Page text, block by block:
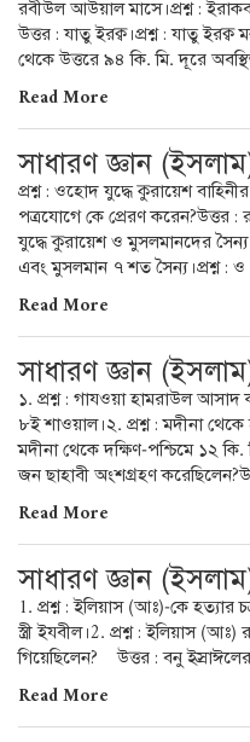
রবীউল আউয়াল মাসে।প্রশ্ন :
উত্তর : যাতু ইরক্ব।প্রশ্ন : যাতু ইরক্ব
থেকে উত্তরে ৯৪ কি. মি. দূরে
Read More
সাধারণ জ্ঞান
প্রশ্ন : ওহোদ যুদ্ধে কুরায়েশ
পত্রযোগে কে প্রেরণ করেন?উত্তর
যুদ্ধে কুরায়েশ ও মুসলমানদের
এবং মুসলমান ৭ শত সৈন্য।প্রশ্ন : ও
Read More
সাধারণ জ্ঞান
১. প্রশ্ন : গাযওয়া হামরাউল
৮ই শাওয়াল।২. প্রশ্ন : মদীনা
মদীনা থেকে দক্ষিণ-পশ্চিমে ১২
জন ছাহাবী অংশগ্রহণ
Read More
সাধারণ জ্ঞান
1. প্রশ্ন : ইলিয়াস (আঃ)-কে হত্যার
স্ত্রী ইযবীল।2. প্রশ্ন : ইলিয়াস
গিয়েছিলেন? উত্তর : বনু
Read More